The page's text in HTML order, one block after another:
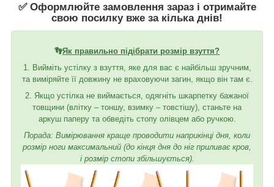
✅ Оформлюйте замовлення зараз і отримайте
свою посилку вже за кілька днів!
👣Як правильно підібрати розмір взуття?
1. Вийміть устілку з взуття, яке для вас є найбільш зручним,
та виміряйте її довжину не враховуючи загин, якщо він там є.
2. Якщо устілка не виймається, одягніть шкарпетку бажаної
товщини (влітку – тоншу, взимку – товстішу), станьте на
аркуш паперу та обведіть стопу олівцем або ручкою.
Порада: Вимірювання краще проводити наприкінці дня, коли
розмір ноги максимальний (до кінця дня до ніг приливає кров,
і розмір стопи збільшується).